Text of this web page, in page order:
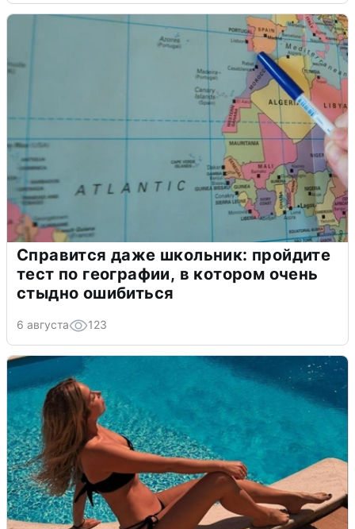
Справится даже школьник: пройдите
тест по географии, в котором очень
стыдно ошибиться
6 августа 123